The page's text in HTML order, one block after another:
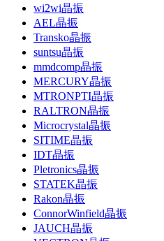
wi2wi晶振
AEL晶振
Transko晶振
suntsu晶振
mmdcomp晶振
MERCURY晶振
MTRONPTI晶振
RALTRON晶振
Microcrystal晶振
SITIME晶振
IDT晶振
Pletronics晶振
STATEK晶振
Rakon晶振
ConnorWinfield晶振
JAUCH晶振